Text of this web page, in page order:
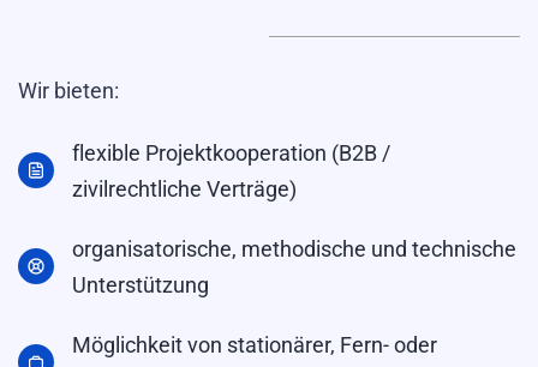
Wir bieten:
flexible Projektkooperation (B2B /
zivilrechtliche Verträge)
organisatorische, methodische und technische
Unterstützung
Möglichkeit von stationärer, Fern- oder